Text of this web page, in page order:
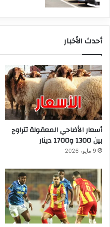
أحدث الأخبار
أسعار الأضاحي المعقولة تتراوح
بين 1300 و1700 دينار
9 مايو، 2026